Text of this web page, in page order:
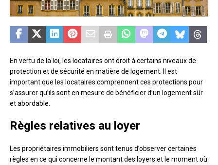
En vertu de la loi, les locataires ont droit à certains niveaux de
protection et de sécurité en matière de logement. Il est
important que les locataires comprennent ces protections pour
s’assurer qu’ils sont en mesure de bénéficier d’un logement sûr
et abordable.
Règles relatives au loyer
Les propriétaires immobiliers sont tenus d’observer certaines
règles en ce qui concerne le montant des loyers et le moment où